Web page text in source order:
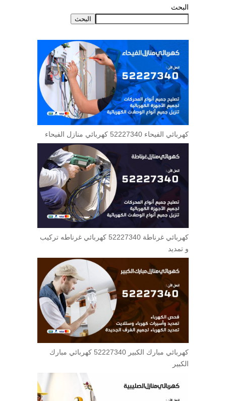
البحث
البحث
كهربائي الفيحاء 52227340 كهربائي منازل الفيحاء
كهربائي غرناطة 52227340 كهربائي غرناطه تركيب
و تمديد
كهربائي مبارك الكبير 52227340 كهربائي مبارك
الكبير